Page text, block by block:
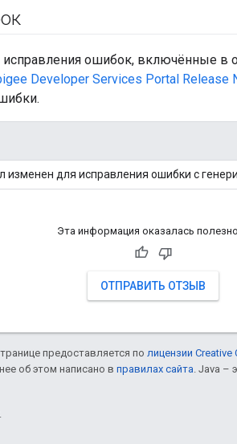
ошибок, включённые в
Developer Services Portal Release
изменен для исправления ошибки с
Эта информация оказалась
ОТПРАВИТЬ ОТЗЫВ
предоставляется по лицензии
об этом написано в правилах сайта. Java –